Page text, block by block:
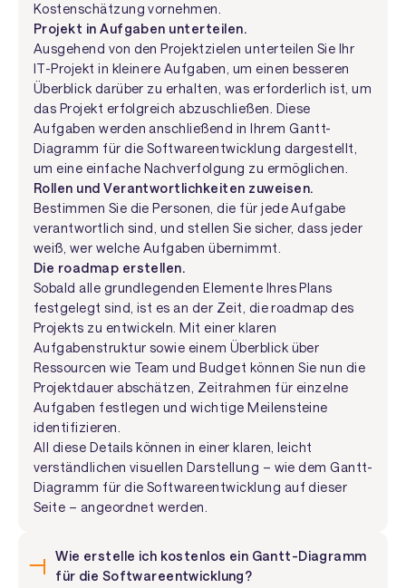
Kostenschätzung vornehmen.
Projekt in Aufgaben unterteilen.
Ausgehend von den Projektzielen unterteilen Sie Ihr
IT-Projekt in kleinere Aufgaben, um einen besseren
Überblick darüber zu erhalten, was erforderlich ist, um
das Projekt erfolgreich abzuschließen. Diese
Aufgaben werden anschließend in Ihrem Gantt-
Diagramm für die Softwareentwicklung dargestellt,
um eine einfache Nachverfolgung zu ermöglichen.
Rollen und Verantwortlichkeiten zuweisen.
Bestimmen Sie die Personen, die für jede Aufgabe
verantwortlich sind, und stellen Sie sicher, dass jeder
weiß, wer welche Aufgaben übernimmt.
Die roadmap erstellen.
Sobald alle grundlegenden Elemente Ihres Plans
festgelegt sind, ist es an der Zeit, die roadmap des
Projekts zu entwickeln. Mit einer klaren
Aufgabenstruktur sowie einem Überblick über
Ressourcen wie Team und Budget können Sie nun die
Projektdauer abschätzen, Zeitrahmen für einzelne
Aufgaben festlegen und wichtige Meilensteine
identifizieren.
All diese Details können in einer klaren, leicht
verständlichen visuellen Darstellung – wie dem Gantt-
Diagramm für die Softwareentwicklung auf dieser
Seite – angeordnet werden.
Wie erstelle ich kostenlos ein Gantt-Diagramm
für die Softwareentwicklung?